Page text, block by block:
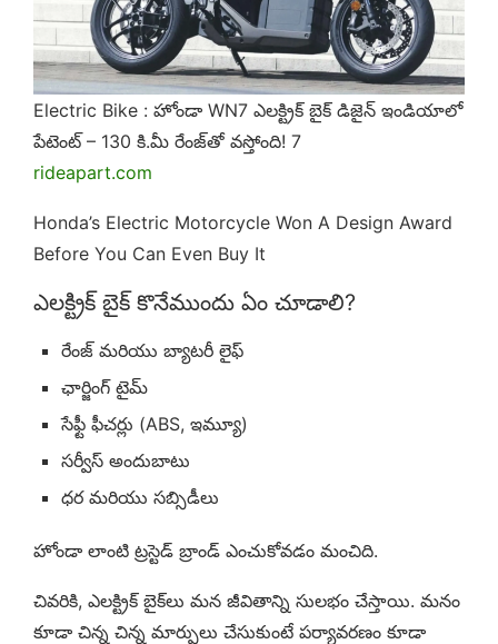
Electric Bike : హోండా WN7 ఎలక్ట్రిక్ బైక్ డిజైన్ ఇండియాలో
పేటెంట్ – 130 కి.మీ రేంజ్‌తో వస్తోంది! 7
rideapart.com
Honda’s Electric Motorcycle Won A Design Award
Before You Can Even Buy It
ఎలక్ట్రిక్ బైక్ కొనేముందు ఏం చూడాలి?
రేంజ్ మరియు బ్యాటరీ లైఫ్
ఛార్జింగ్ టైమ్
సేఫ్టీ ఫీచర్లు (ABS, ఇమ్యూ)
సర్వీస్ అందుబాటు
ధర మరియు సబ్సిడీలు
హోండా లాంటి ట్రస్టెడ్ బ్రాండ్ ఎంచుకోవడం మంచిది.
చివరికి, ఎలక్ట్రిక్ బైక్‌లు మన జీవితాన్ని సులభం చేస్తాయి. మనం
కూడా చిన్న చిన్న మార్పులు చేసుకుంటే పర్యావరణం కూడా